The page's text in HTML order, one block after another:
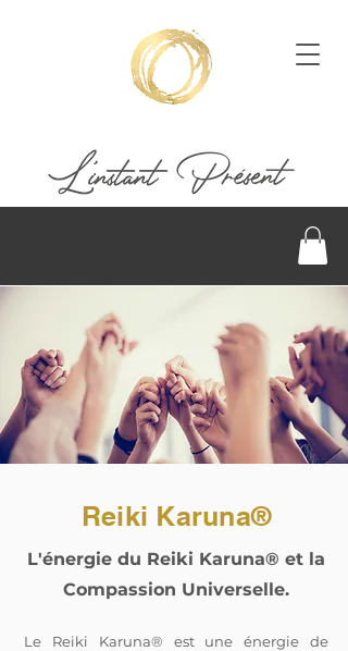
Reiki Karuna®
L'énergie du Reiki Karuna® et la
Compassion Universelle.
Le Reiki Karuna® est une énergie de